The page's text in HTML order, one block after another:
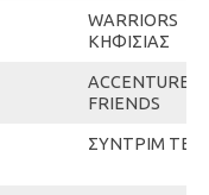
WARRIORS
ΚΗΦΙΣΙΑΣ
ACCENTURE +
FRIENDS
ΣΥΝΤΡΙΜ